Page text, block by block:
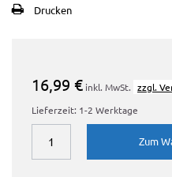
Drucken
16,99 € inkl. MwSt. zzgl.
Lieferzeit: 1-2 Werktage
Zum